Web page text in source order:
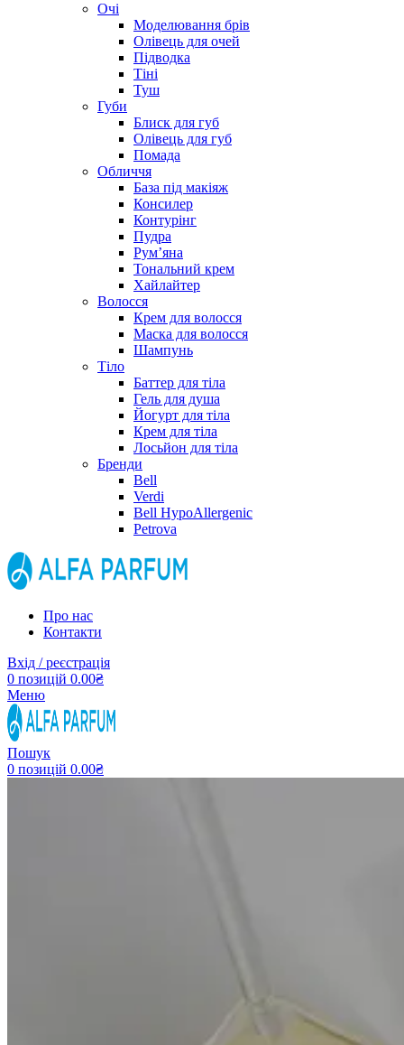
Очі
Моделювання брів
Олівець для очей
Підводка
Тіні
Туш
Губи
Блиск для губ
Олівець для губ
Помада
Обличчя
База під макіяж
Консилер
Контурінг
Пудра
Рум’яна
Тональний крем
Хайлайтер
Волосся
Крем для волосся
Маска для волосся
Шампунь
Тіло
Баттер для тіла
Гель для душа
Йогурт для тіла
Крем для тіла
Лосьйон для тіла
Бренди
Bell
Verdi
Bell HypoAllergenic
Petrova
Про нас
Контакти
Вхід / реєстрація
0 позицій 0.00₴
Меню
Пошук
0 позицій 0.00₴